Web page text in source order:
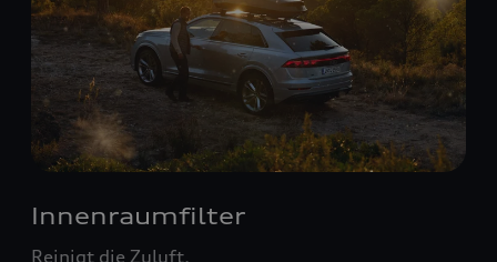
Innenraumfilter
Reinigt die Zuluft.